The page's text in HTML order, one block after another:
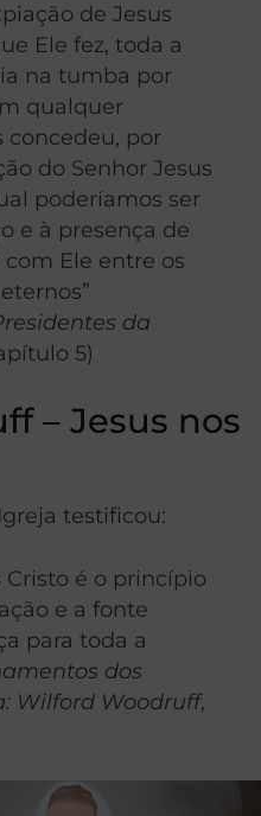
de Jesus
Ele fez, toda a
na tumba por
qualquer
concedeu, por
do Senhor Jesus
poderíamos ser
e à presença de
Ele entre os
da
5)
– Jesus nos
testificou:
Cristo é o princípio
e a fonte
para toda a
dos
Wilford Woodruff,